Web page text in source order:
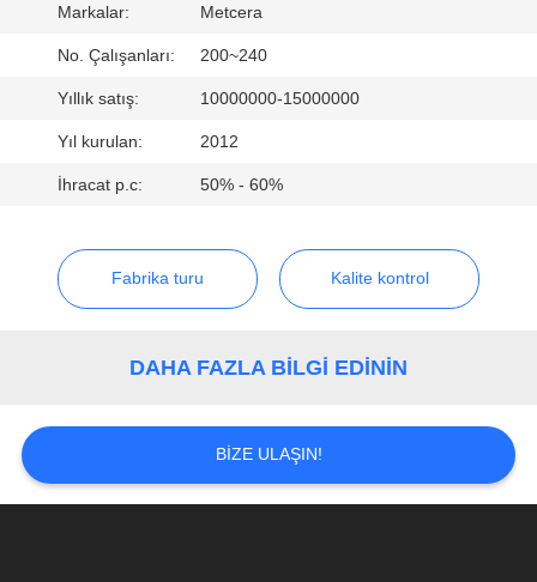
BIR
İNDIRIM
İSTE
SITE
GIZLILIK
Markalar: Metcera
No. Çalışanları: 200~240
Yıllık satış: 10000000-15000000
Yıl kurulan: 2012
İhracat p.c: 50% - 60%
Fabrika turu Kalite kontrol
DAHA FAZLA BILGI EDININ
BIZE ULAŞIN!